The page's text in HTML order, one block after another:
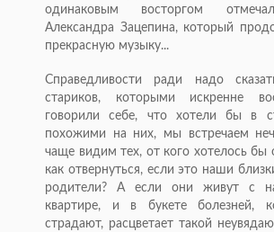
одинаковым восторгом
Александра Зацепина, который
прекрасную музыку...
Справедливости ради надо
стариков, которыми искренне
говорили себе, что хотели бы в
похожими на них, мы встречаем
чаще видим тех, от кого хотелось бы
как отвернуться, если это наши
родители? А если они живут с
квартире, и в букете болезней,
страдают, расцветает такой